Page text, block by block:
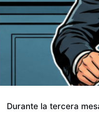
Durante la tercera